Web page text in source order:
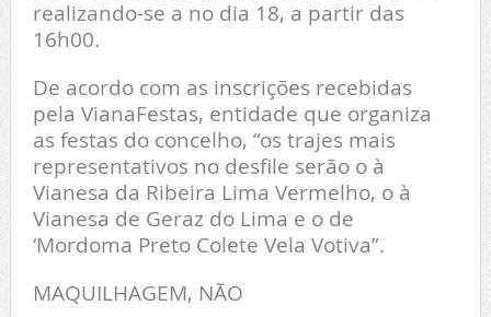
realizando-se a no dia 18, a partir das
16h00.
De acordo com as inscrições recebidas
pela VianaFestas, entidade que organiza
as festas do concelho, “os trajes mais
representativos no desfile serão o à
Vianesa da Ribeira Lima Vermelho, o à
Vianesa de Geraz do Lima e o de
‘Mordoma Preto Colete Vela Votiva”.
MAQUILHAGEM, NÃO